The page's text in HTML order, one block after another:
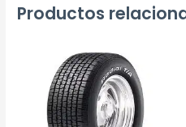
Productos